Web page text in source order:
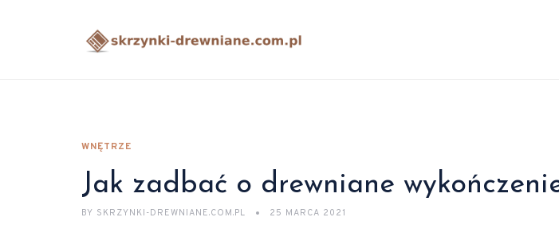
WNĘTRZE
Jak zadbać o drewniane
BY SKRZYNKI-DREWNIANE.COM.PL 25 MARCA 2021